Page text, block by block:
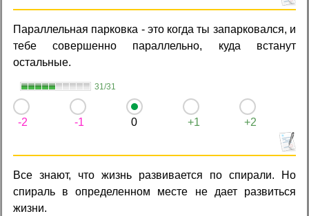
Параллельная парковка - это когда ты запарковался, и
тебе совершенно параллельно, куда встанут
остальные.
31/31
-2 -1 0 +1 +2
Все знают, что жизнь развивается по спиpали. Hо
спиpаль в определенном месте не дает развиться
жизни.